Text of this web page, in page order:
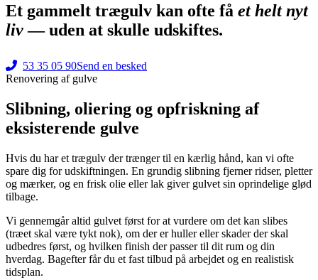
Et gammelt trægulv kan ofte få et helt nyt
liv— uden at skulle udskiftes.
53 35 05 90Send en besked
Renovering af gulve
Slibning, oliering og opfriskning af
eksisterende gulve
Hvis du har et trægulv der trænger til en kærlig hånd, kan vi ofte
spare dig for udskiftningen. En grundig slibning fjerner ridser, pletter
og mærker, og en frisk olie eller lak giver gulvet sin oprindelige glød
tilbage.
Vi gennemgår altid gulvet først for at vurdere om det kan slibes
(træet skal være tykt nok), om der er huller eller skader der skal
udbedres først, og hvilken finish der passer til dit rum og din
hverdag. Bagefter får du et fast tilbud på arbejdet og en realistisk
tidsplan.